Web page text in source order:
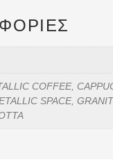
COFFEE,
SPACE,